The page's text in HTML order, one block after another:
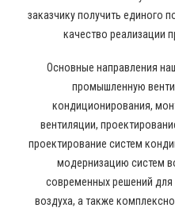
заказчику получить единого
качество реализации
Основные направления
промышленную
кондиционирования,
вентиляции,
проектирование систем
модернизацию систем
современных решений
воздуха, а также